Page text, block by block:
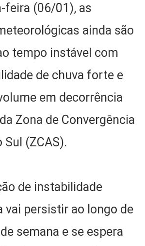
feira (06/01), as
ainda são
tempo instável com
de chuva forte e
em decorrência
Zona de Convergência
(ZCAS).
de instabilidade
vai persistir ao longo de
semana e se espera